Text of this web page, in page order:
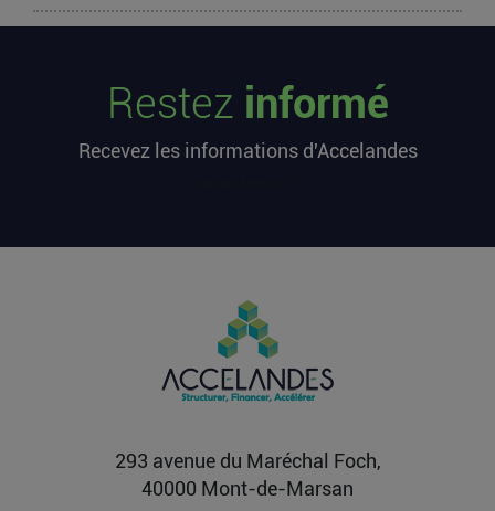
millions d’euros cette semaine
L’article Les startups françaises ont levé 113
premier sur...
chez OpenAI pour se soigner
L’article Après une pause de 3 mois, la Française
Fidji Simo quitte son poste chez OpenAI pour se
Restez informé
Recevez les informations d'Accelandes
293 avenue du Maréchal Foch,
40000 Mont-de-Marsan